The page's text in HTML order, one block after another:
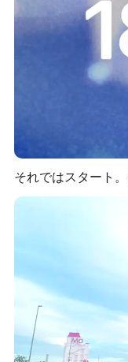
それではスタート